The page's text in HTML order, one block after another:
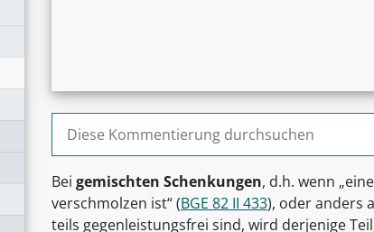
Suchen nach:
Bei gemischten Schenkungen, d.h. wenn
verschmolzen ist“ (BGE 82 II 433), oder anders
teils gegenleistungsfrei sind, wird derjenige